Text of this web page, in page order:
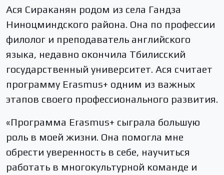
Ася Сираканян родом из села Гандза
Ниноцминдского района. Она по профессии
филолог и преподаватель английского
языка, недавно окончила Тбилисский
государственный университет. Ася считает
программу Erasmus+ одним из важных
этапов своего профессионального развития.
«Программа Erasmus+ сыграла большую
роль в моей жизни. Она помогла мне
обрести уверенность в себе, научиться
работать в многокультурной команде и